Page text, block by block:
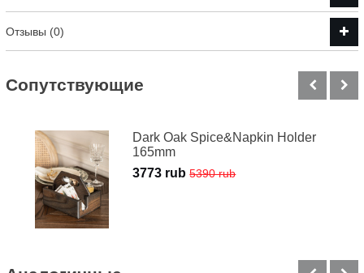
Отзывы (0)
Cопутствующие
Dark Oak Spice&Napkin Holder
165mm
3773 rub5390 rub